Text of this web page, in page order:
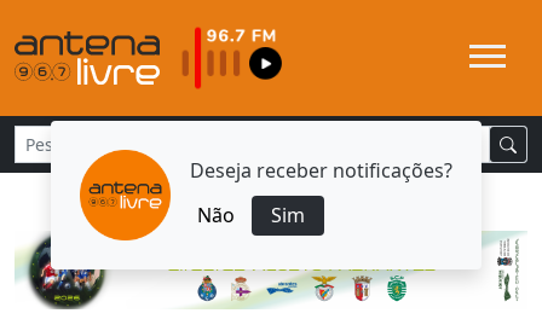
Deseja receber notificações?
Não
Sim